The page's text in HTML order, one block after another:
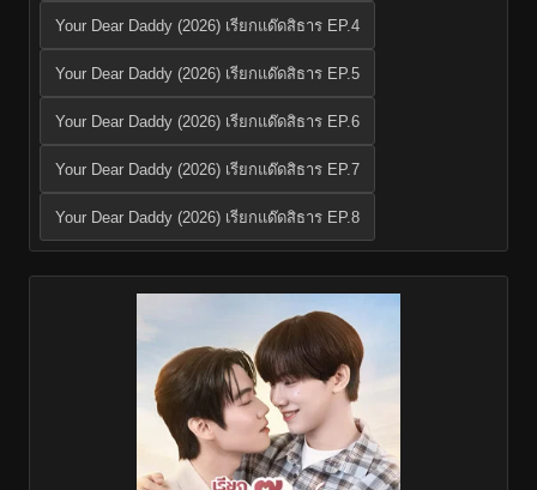
Your Dear Daddy (2026) เรียกแด๊ดสิธาร EP.4
Your Dear Daddy (2026) เรียกแด๊ดสิธาร EP.5
Your Dear Daddy (2026) เรียกแด๊ดสิธาร EP.6
Your Dear Daddy (2026) เรียกแด๊ดสิธาร EP.7
Your Dear Daddy (2026) เรียกแด๊ดสิธาร EP.8